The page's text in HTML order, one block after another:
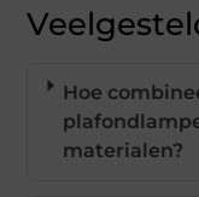
Hoe
materialen?